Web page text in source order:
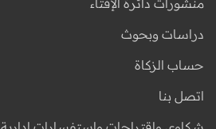
دراسات وبحوث
حساب الزكاة
اتصل بنا